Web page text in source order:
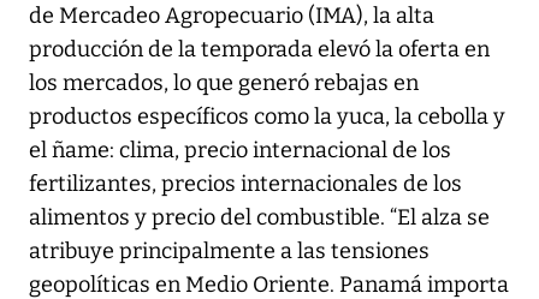
de Mercadeo Agropecuario (IMA), la alta
producción de la temporada elevó la oferta en
los mercados, lo que generó rebajas en
productos específicos como la yuca, la cebolla y
el ñame: clima, precio internacional de los
fertilizantes, precios internacionales de los
alimentos y precio del combustible. “El alza se
atribuye principalmente a las tensiones
geopolíticas en Medio Oriente. Panamá importa